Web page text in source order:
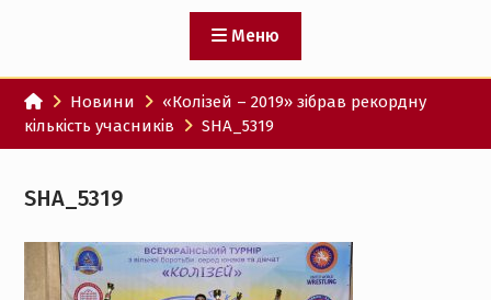
участю ХПІ обговорили
перспективи українсько-
іспанського
технологічного
партнерства
Меню
Новини
«Колізей – 2019» зібрав рекордну
кількість учасників
SHA_5319
SHA_5319